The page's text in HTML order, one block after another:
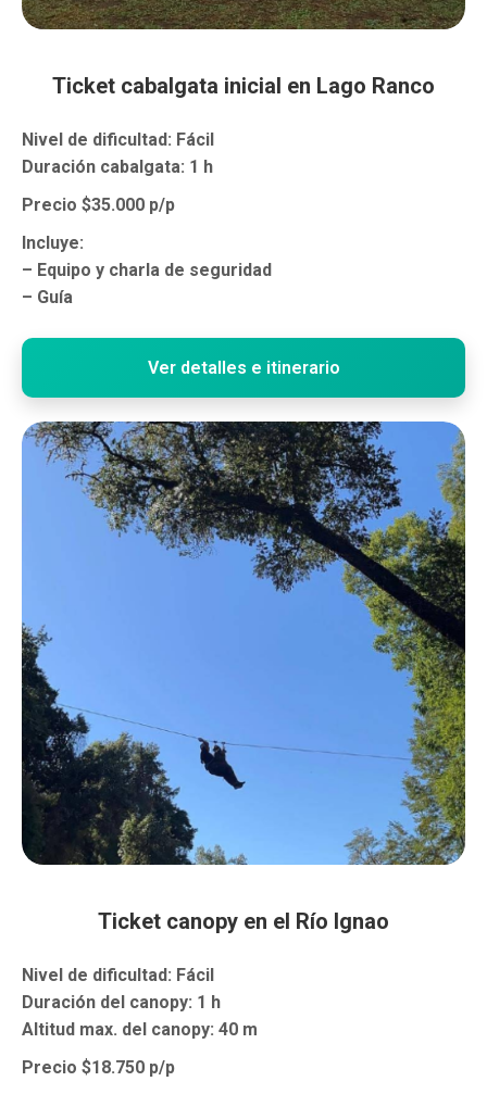
Ticket cabalgata inicial en Lago Ranco
Nivel de dificultad: Fácil
Duración cabalgata: 1 h
Precio $35.000 p/p
Incluye:
– Equipo y charla de seguridad
– Guía
Ver detalles e itinerario
Ticket canopy en el Río Ignao
Nivel de dificultad: Fácil
Duración del canopy: 1 h
Altitud max. del canopy: 40 m
Precio $18.750 p/p